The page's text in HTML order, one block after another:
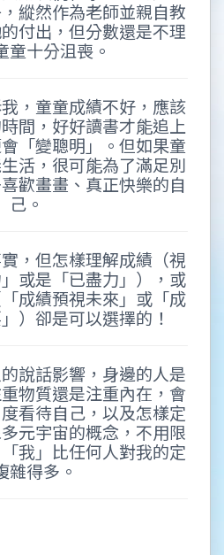
縱然作為老師並親自教
付出，但分數還是不理
童十分沮喪。
，童童成績不好，應該
間，好好讀書才能追上
「變聰明」。但如果童
活，很可能為了滿足別
歡畫畫、真正快樂的自
己。
實，但怎樣理解成績（視
或是「已盡力」），或
成績預視未來」或「成
）卻是可以選擇的！
說話影響，身邊的人是
物質還是注重內在，會
看待自己，以及怎樣定
元宇宙的概念，不用限
我」比任何人對我的定
雜得多。